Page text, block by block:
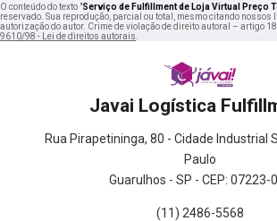
O conteúdo do texto "Serviço de Fulfillment de Loja Virtual Preço
reservado. Sua reprodução, parcial ou total, mesmo citando nossos
autorização do autor. Crime de violação de direito autoral – artigo
9610/98 - Lei de direitos autorais
Javai Logística
Rua Pirapetininga, 80 - Cidade Industrial
Paulo
Guarulhos - SP - CEP: 07223-
(11) 2486-5568